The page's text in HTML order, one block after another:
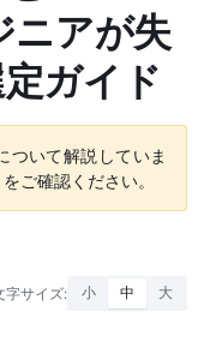
ニアが失
ガイド
ついて解説していま
ご確認ください。
字サイズ: 小 中 大